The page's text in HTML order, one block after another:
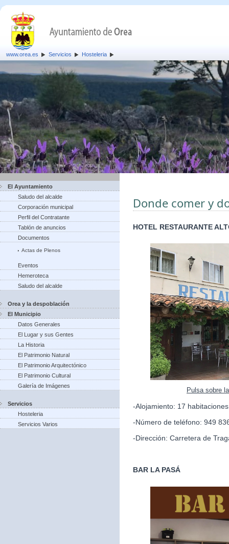
www.orea.es Servicios Hosteleria
El Ayuntamiento
Saludo del alcalde
Corporación municipal
Perfil del Contratante
Tablón de anuncios
Documentos
Actas de Plenos
Eventos
Hemeroteca
Saludo del alcalde
Orea y la despoblación
El Municipio
Datos Generales
El Lugar y sus Gentes
La Historia
El Patrimonio Natural
El Patrimonio Arquitectónico
El Patrimonio Cultural
Galería de Imágenes
Servicios
Hosteleria
Servicios Varios
Donde comer y
HOTEL RESTAURANTE
Pulsa sobre
-Alojamiento: 17
-Número de teléfono: 949
-Dirección: Carretera de
BAR LA PASÁ